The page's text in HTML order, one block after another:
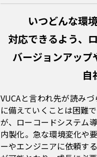
いつどんな環
対応できるよう、
バージョンアップ
自
VUCAと言われ先が読み
に備えていくことは困難
が、ローコードシステム
内製化。急な環境変化や
ーやエンジニアに依頼す